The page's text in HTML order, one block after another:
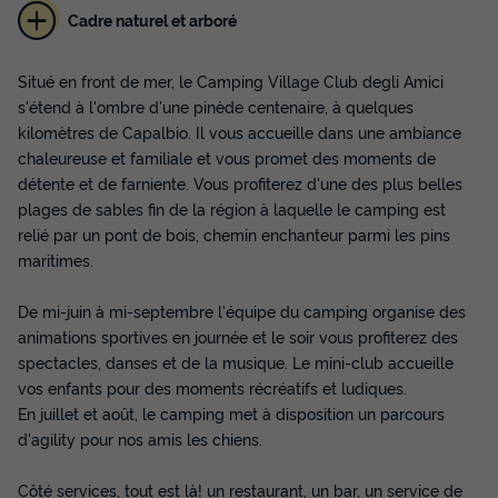
APPARTEMENT 4 personnes - Cottage
Comfort
Annulation gratuite
Surface
45m²
Adultes
4
Chambres
2
Salle de bain
1
Climatisation Cafetière Réfrigérateur Salon de jardin
du14/09/2026au21/09/2026
Meilleur prix pour 7 nuits
Modifier les dates
648 €
Voir les disponibilités
Cadre naturel et arboré
Situé en front de mer, le Camping Village Club degli Amici
s'étend à l'ombre d'une pinède centenaire, à quelques
kilomètres de Capalbio. Il vous accueille dans une ambiance
chaleureuse et familiale et vous promet des moments de
détente et de farniente. Vous profiterez d'une des plus belles
plages de sables fin de la région à laquelle le camping est
relié par un pont de bois, chemin enchanteur parmi les pins
maritimes.
De mi-juin à mi-septembre l'équipe du camping organise des
animations sportives en journée et le soir vous profiterez des
spectacles, danses et de la musique. Le mini-club accueille
vos enfants pour des moments récréatifs et ludiques.
En juillet et août, le camping met à disposition un parcours
d'agility pour nos amis les chiens.
Côté services, tout est là! un restaurant, un bar, un service de